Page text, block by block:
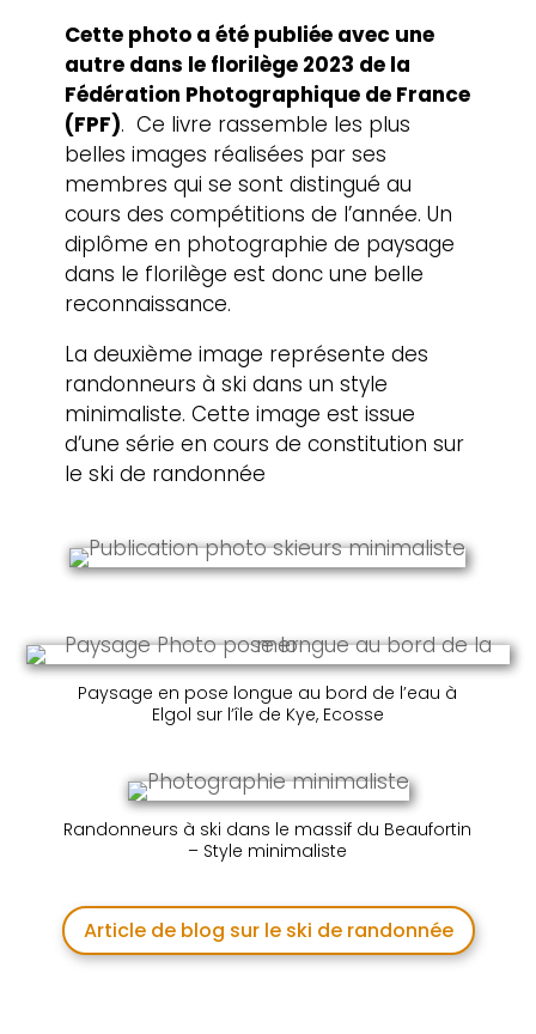
Cette photo a été publiée avec une
autre dans le florilège 2023 de la
Fédération Photographique de France
(FPF). Ce livre rassemble les plus
belles images réalisées par ses
membres qui se sont distingué au
cours des compétitions de l’année. Un
diplôme en photographie de paysage
dans le florilège est donc une belle
reconnaissance.
La deuxième image représente des
randonneurs à ski dans un style
minimaliste. Cette image est issue
d’une série en cours de constitution sur
le ski de randonnée
Paysage en pose longue au bord de l’eau à
Elgol sur l’île de Kye, Ecosse
Randonneurs à ski dans le massif du Beaufortin
– Style minimaliste
Article de blog sur le ski de randonnée